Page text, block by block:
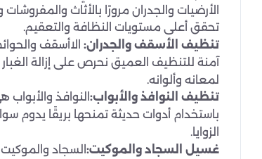
الأرضيات والجدران مرورًا بالأثاث
تحقق أعلى مستويات النظافة والتعقيم.
تنظيف الأسقف والجدران: الاأسقف
آمنة للتنظيف العميق نحرص على إزالة
لمعانه وألوانه.
تنظيف النوافذ والأبواب: النوافذ
باستخدام أدوات حديثة تمنحها بريقًا
الزوايا.
غسيل السجاد والموكيت: السجاد